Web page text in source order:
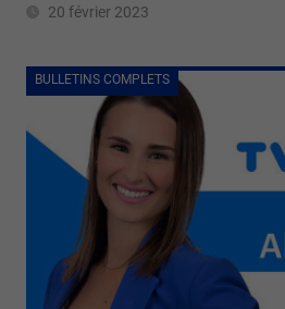
20 février 2023
BULLETINS COMPLETS